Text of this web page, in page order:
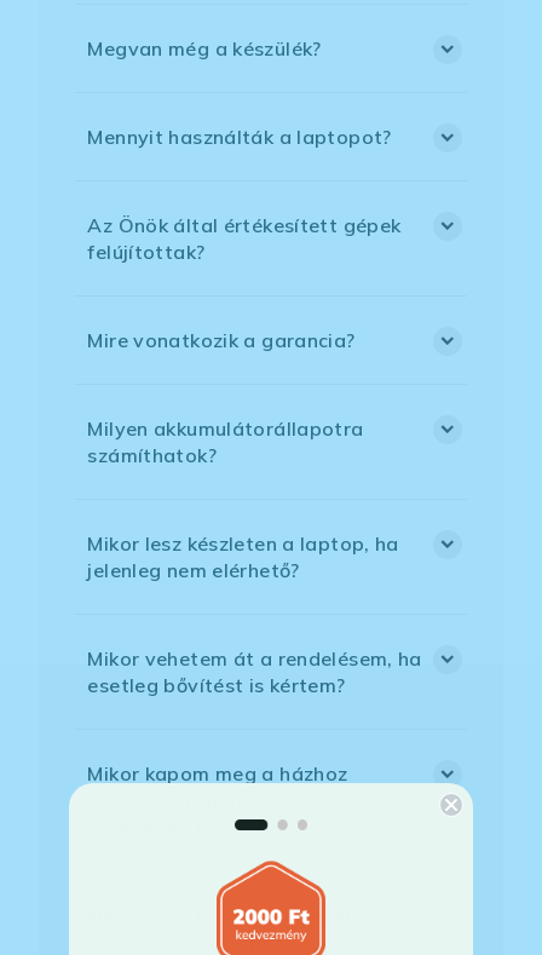
Megvan még a készülék?
Mennyit használták a laptopot?
Az Önök által értékesített gépek
felújítottak?
Mire vonatkozik a garancia?
Milyen akkumulátorállapotra
számíthatok?
Mikor lesz készleten a laptop, ha
jelenleg nem elérhető?
Mikor vehetem át a rendelésem, ha
esetleg bővítést is kértem?
Mikor kapom meg a házhoz
Milyen szoftverek vannak előre
telepítve a laptopra?